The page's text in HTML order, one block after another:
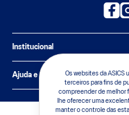
Os websites da ASICS
terceiros para fins de
compreender de melhor
lhe oferecer uma
manter o controle das
Institucional
Política de Privacidade
Sobre a ASICS
Ajuda e suporte
Central de Relacionamento